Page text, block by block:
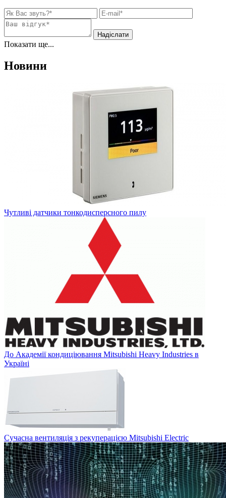
Показати ще...
Новини
Чутливі датчики тонкодисперсного пилу
До Академії кондиціювання Mitsubishi Heavy Industries в
Україні
Сучасна вентиляція з рекуперацією Mitsubishi Electric